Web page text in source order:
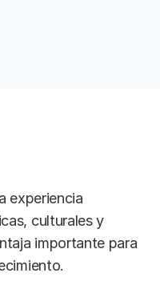
experiencia
culturales y
importante para